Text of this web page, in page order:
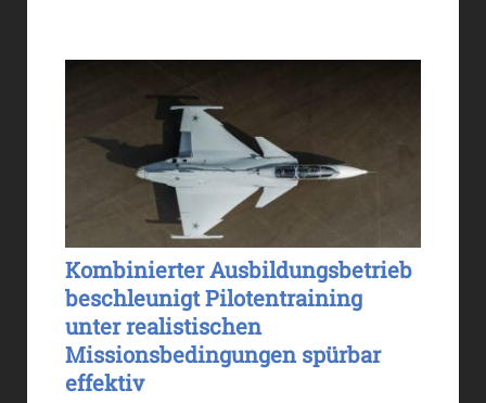
Kombinierter Ausbildungsbetrieb
beschleunigt Pilotentraining
unter realistischen
Missionsbedingungen spürbar
effektiv